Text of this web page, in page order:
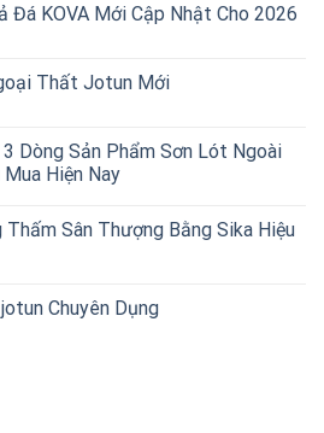
Đá KOVA Mới Cập Nhật Cho 2026
Thất Jotun Mới
Dòng Sản Phẩm Sơn Lót Ngoài
Hiện Nay
Thấm Sân Thượng Bằng Sika Hiệu
Chuyên Dụng